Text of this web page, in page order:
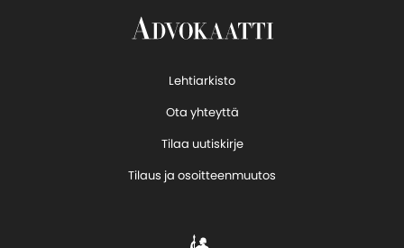
Lehtiarkisto
Ota yhteyttä
Tilaa uutiskirje
Tilaus ja osoitteenmuutos